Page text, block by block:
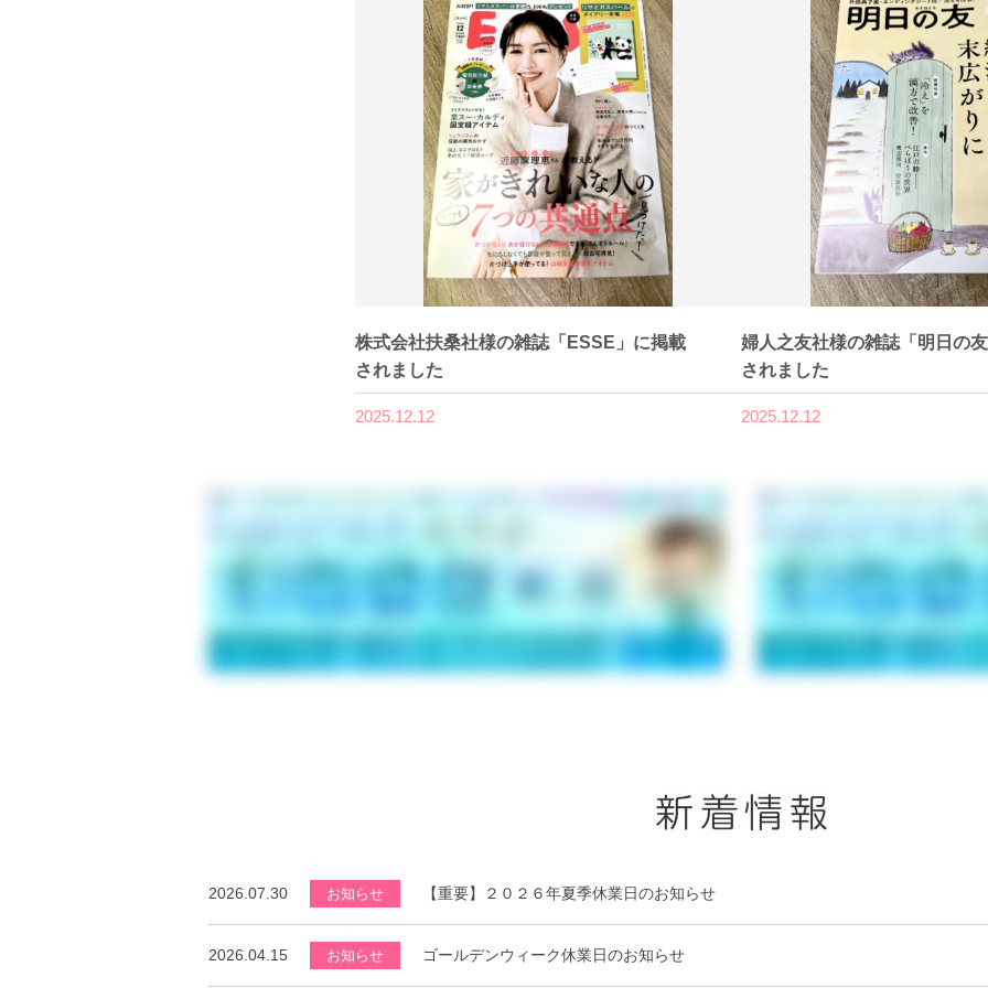
株式会社扶桑社様の雑誌「ESSE」に掲載
されました
2025.12.12
婦人之友社様の雑誌「明日の
されました
2025.12.12
2026.07.30 お知らせ 【重要】２０２６年夏季休業日のお知らせ
2026.04.15 お知らせ ゴールデンウィーク休業日のお知らせ